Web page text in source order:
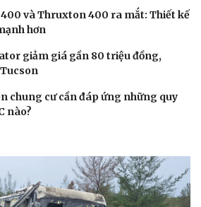
và Thruxton 400 ra mắt: Thiết kế
hơn
giảm giá gần 80 triệu đồng,
chung cư cần đáp ứng những quy
nào?